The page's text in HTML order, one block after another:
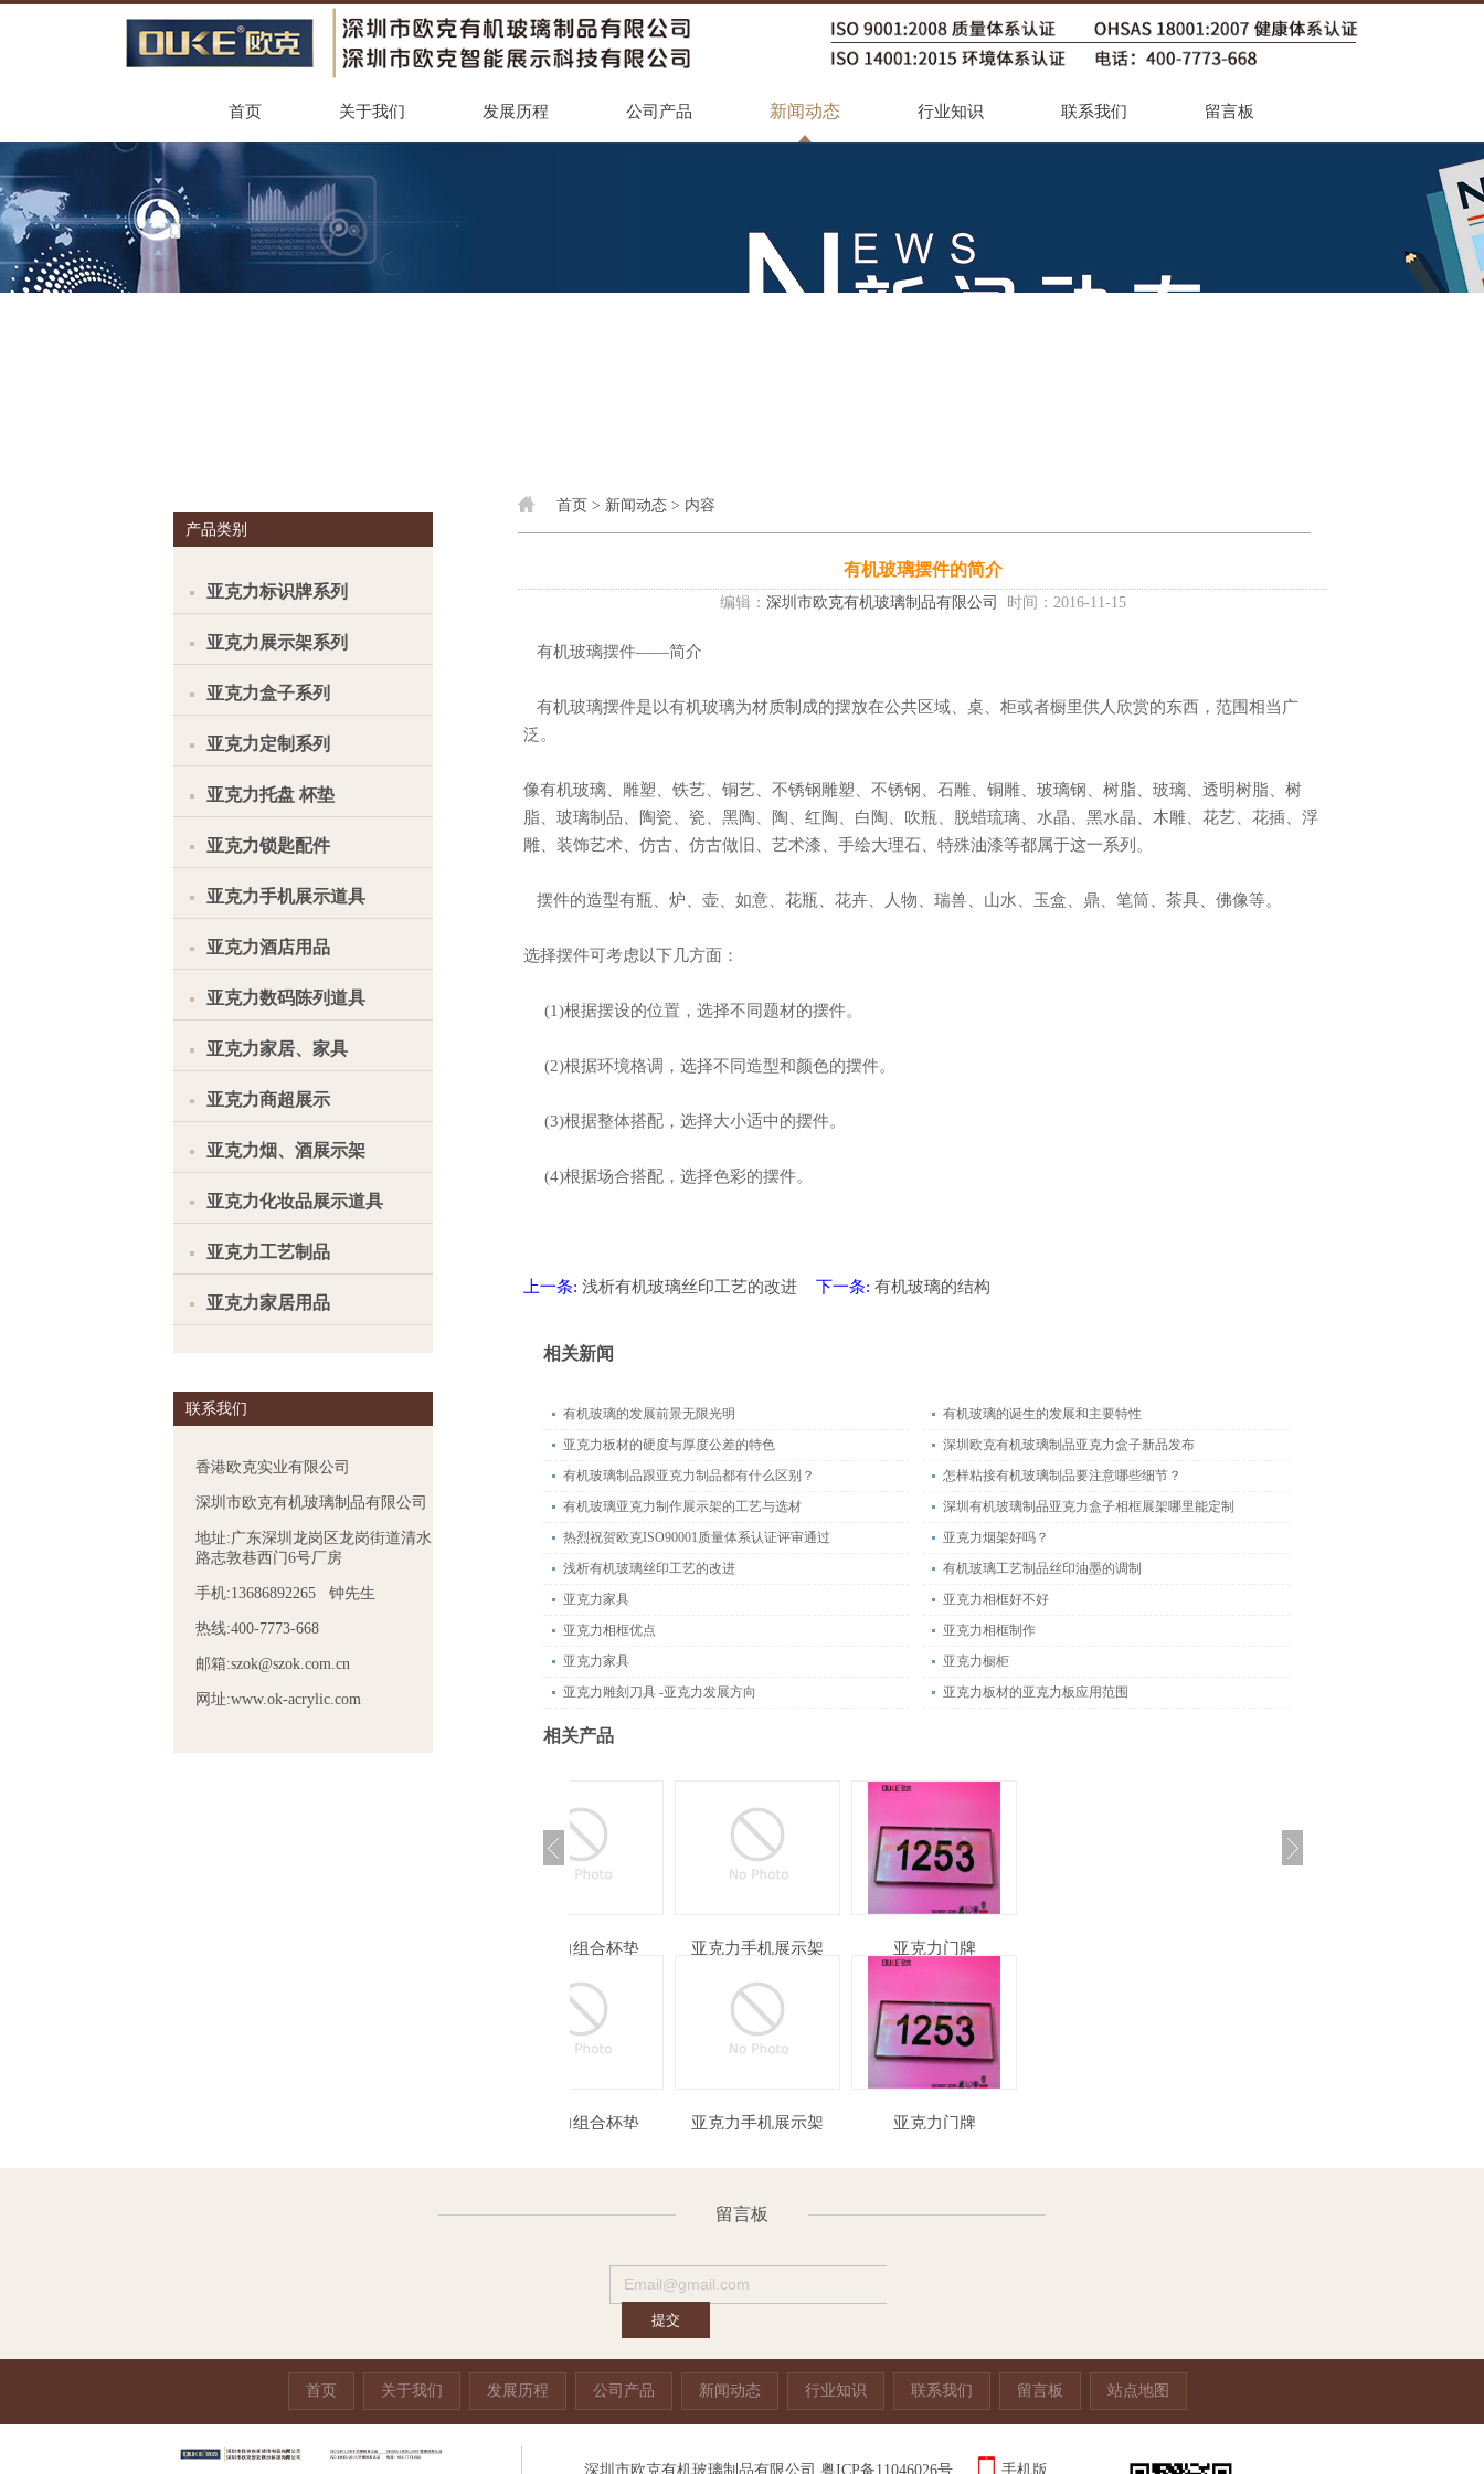
首页 关于我们 发展历程 公司产品 新闻动态 行业知识 联系我们 留言板
产品类别
亚克力标识牌系列
亚克力展示架系列
亚克力盒子系列
亚克力定制系列
亚克力托盘 杯垫
亚克力锁匙配件
亚克力手机展示道具
亚克力酒店用品
亚克力数码陈列道具
亚克力家居、家具
亚克力商超展示
亚克力烟、酒展示架
亚克力化妆品展示道具
亚克力工艺制品
亚克力家居用品
联系我们
香港欧克实业有限公司
深圳市欧克有机玻璃制品有限公司
地址:广东深圳龙岗区龙岗街道清水
路志敦巷西门6号厂房
手机:13686892265 钟先生
热线:400-7773-668
邮箱:szok@szok.com.cn
网址:www.ok-acrylic.com
首页 > 新闻动态 > 内容
有机玻璃摆件的简介
编辑： 深圳市欧克有机玻璃制品有限公司 时间：2016-11-15
有机玻璃摆件——简介
有机玻璃摆件是以有机玻璃为材质制成的摆放在公共区域、桌、柜或者橱里供人欣赏的东西，范围相当广
泛。
像有机玻璃、雕塑、铁艺、铜艺、不锈钢雕塑、不锈钢、石雕、铜雕、玻璃钢、树脂、玻璃、透明树脂、树
脂、玻璃制品、陶瓷、瓷、黑陶、陶、红陶、白陶、吹瓶、脱蜡琉璃、水晶、黑水晶、木雕、花艺、花插、浮
雕、装饰艺术、仿古、仿古做旧、艺术漆、手绘大理石、特殊油漆等都属于这一系列。
摆件的造型有瓶、炉、壶、如意、花瓶、花卉、人物、瑞兽、山水、玉盒、鼎、笔筒、茶具、佛像等。
选择摆件可考虑以下几方面：
(1)根据摆设的位置，选择不同题材的摆件。
(2)根据环境格调，选择不同造型和颜色的摆件。
(3)根据整体搭配，选择大小适中的摆件。
(4)根据场合搭配，选择色彩的摆件。
上一条: 浅析有机玻璃丝印工艺的改进 下一条: 有机玻璃的结构
相关新闻
有机玻璃的发展前景无限光明
有机玻璃的诞生的发展和主要特性
亚克力板材的硬度与厚度公差的特色
深圳欧克有机玻璃制品亚克力盒子新品发布
有机玻璃制品跟亚克力制品都有什么区别？
怎样粘接有机玻璃制品要注意哪些细节？
有机玻璃亚克力制作展示架的工艺与选材
深圳有机玻璃制品亚克力盒子相框展架哪里能定制
热烈祝贺欧克ISO90001质量体系认证评审通过
亚克力烟架好吗？
浅析有机玻璃丝印工艺的改进
有机玻璃工艺制品丝印油墨的调制
亚克力家具
亚克力相框好不好
亚克力相框优点
亚克力相框制作
亚克力家具
亚克力橱柜
亚克力雕刻刀具 -亚克力发展方向
亚克力板材的亚克力板应用范围
相关产品
亚克力手机展示架 亚克力门牌
亚克力手机展示架 亚克力门牌
留言板
首页 关于我们 发展历程 公司产品 新闻动态 行业知识 联系我们 留言板 站点地图
深圳市欧克有机玻璃制品有限公司 粤ICP备11046026号 手机版